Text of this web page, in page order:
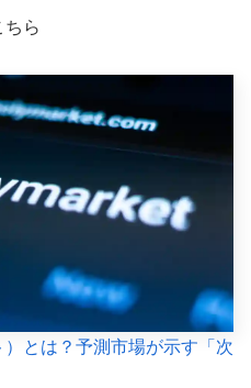
ちら
とは？予測市場が示す「次